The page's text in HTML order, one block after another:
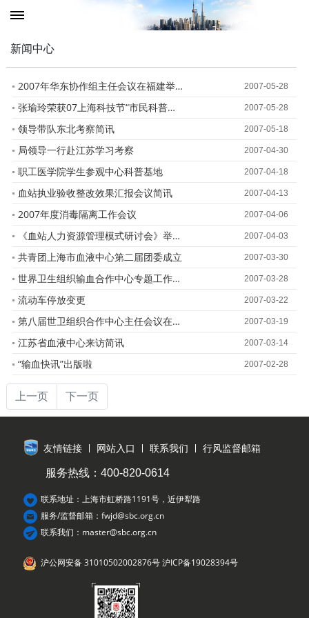
新闻中心
2007-05-28
2007年华东协作组主任会议在福建举行
2007-05-28
张瑜玲荣获07上海科技节“市民科普讲坛”志愿者专场一等奖
2007-05-18
领导带队东北考察简讯
2007-04-30
局领导一行赴江苏学习考察
2007-04-18
职工医学院学生参观中心科普基地
2007-04-13
血站执业验收整改效果汇报会议简讯
2007-04-06
2007年度消毒隔离工作会议
2007-04-03
《血站人力资源管理模式研讨会》举办通知
2007-03-30
共青团上海市血液中心第二届团委成立
2007-03-28
世界卫生组织输血合作中心专题工作会议
2007-03-22
流动车停放变更
2007-03-19
第八届世卫组织合作中心主任会议在吴召开
2007-03-14
江苏省血液中心来访简讯
2007-02-28
“输血快讯”出版啦
上一页 下一页
友情链接 网站入口 联系我们 行风监督邮箱
服务热线：400-820-0614
联系地址：上海市虹桥路1191号，近伊犁路
服务/监督邮箱：fwjd@sbc.org.cn
联系我们：master@sbc.org.cn
沪公网安备 31010502002876号 沪ICP备19028394号